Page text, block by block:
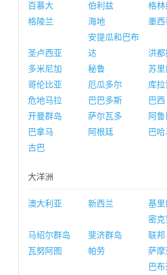
百慕大
伯利兹
格林
格陵兰
海地 墨西
圣卢西亚
安提瓜和巴布
达
洪都
多米尼加
秘鲁
苏里
哥伦比亚
厄瓜多尔
库拉
危地马拉
巴巴多斯
巴西
开曼群岛
萨尔瓦多
阿
巴拿马
阿根廷
巴哈
古巴
大洋洲
澳大利亚 新西兰 基里
马绍尔群岛 斐济群岛
密克
联邦
瓦努阿图
帕劳 萨摩
巴